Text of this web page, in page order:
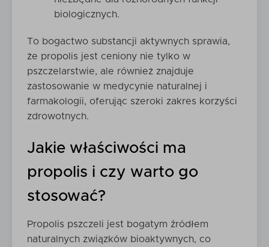
biologicznych.
To bogactwo substancji aktywnych sprawia,
że propolis jest ceniony nie tylko w
pszczelarstwie, ale również znajduje
zastosowanie w medycynie naturalnej i
farmakologii, oferując szeroki zakres korzyści
zdrowotnych.
Jakie właściwości ma
propolis i czy warto go
stosować?
Propolis pszczeli jest bogatym źródłem
naturalnych związków bioaktywnych, co